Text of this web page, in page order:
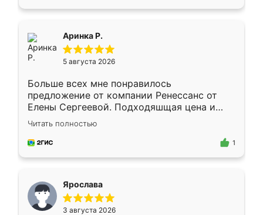
Аринка Р.
5 августа 2026
Больше всех мне понравилось
предложение от компании Ренессанс от
Елены Сергеевой. Подходяшщая цена и
короткие сроки изготовления. Приехавший
для замера сотрудник Владислав
предложил по моему эскизу самый
Читать полностью
1
Ярослава
3 августа 2026